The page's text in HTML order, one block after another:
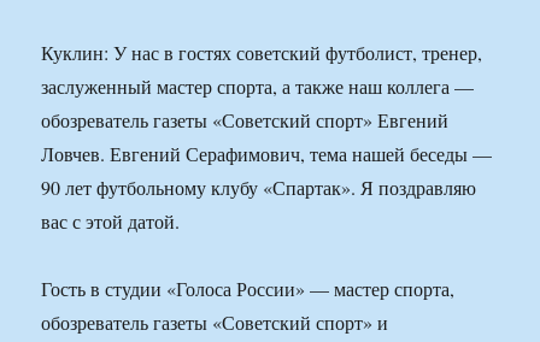
Куклин: У нас в гостях советский футболист, тренер,
заслуженный мастер спорта, а также наш коллега —
обозреватель газеты «Советский спорт» Евгений
Ловчев. Евгений Серафимович, тема нашей беседы —
90 лет футбольному клубу «Спартак». Я поздравляю
вас с этой датой.
Гость в студии «Голоса России» — мастер спорта,
обозреватель газеты «Советский спорт» и